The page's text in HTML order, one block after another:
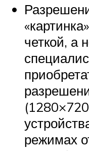
четкой, а
режимах